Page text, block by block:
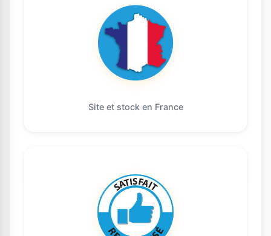
Site et stock en France